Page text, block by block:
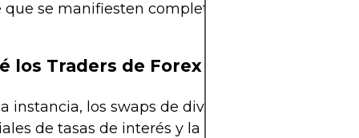
que se manifiesten completamente en los
los Traders de Forex Deberían
instancia, los swaps de divisas sustentan la
de tasas de interés y la financiación: los